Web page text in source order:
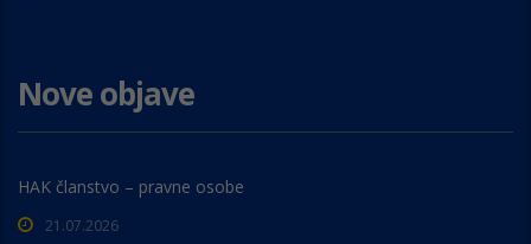
Nove objave
HAK članstvo – pravne osobe
21.07.2026